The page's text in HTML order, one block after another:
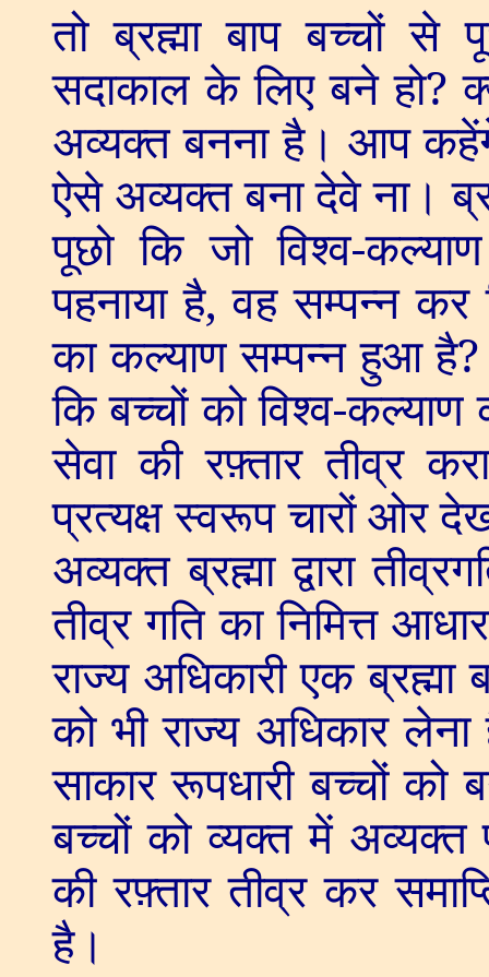
तो ब्रह्मा बाप बच्चों
सदाकाल के लिए बने हो?
अव्यक्त बनना है। आप
ऐसे अव्यक्त बना देवे ना।
पूछो कि जो विश्व-
पहनाया है,वह सम्पन्न कर
का कल्याण सम्पन्न हुआ है
कि बच्चों को विश्व-कल्याण
सेवा की रफ़्तार तीव्र
प्रत्यक्ष स्वरूप चारों ओर
अव्यक्त ब्रह्मा द्वारा
तीव्र गति का निमित्त
राज्य अधिकारी एक ब्रह्मा
को भी राज्य अधिकार
साकार रूपधारी बच्चों
बच्चों को व्यक्त में अव्यक्त
की रफ़्तार तीव्र कर
है।